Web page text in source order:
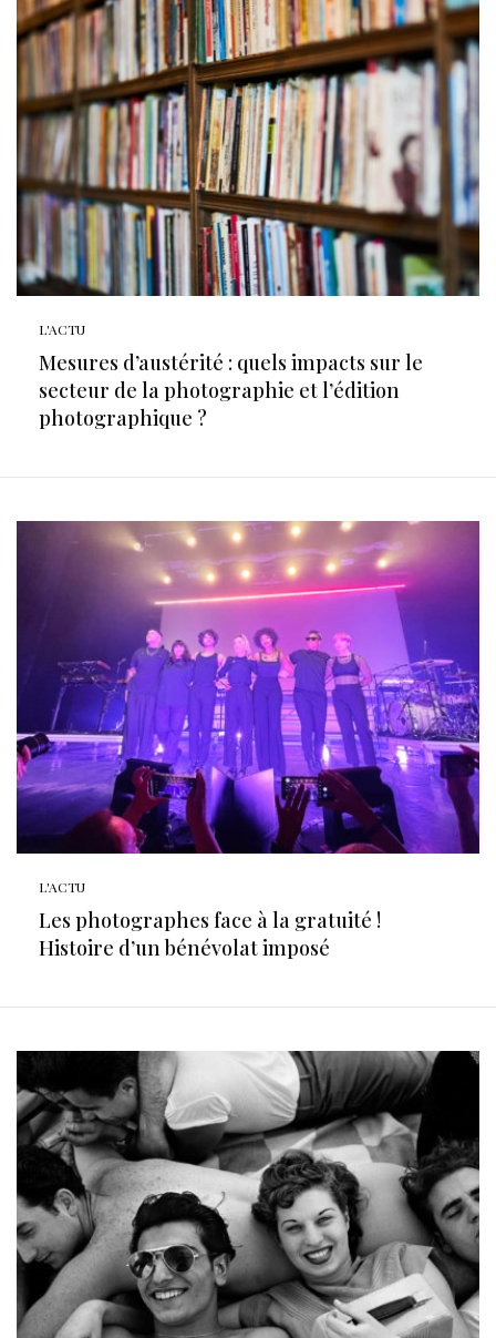
L'ACTU
Mesures d’austérité : quels impacts sur le
secteur de la photographie et l’édition
photographique ?
L'ACTU
Les photographes face à la gratuité !
Histoire d’un bénévolat imposé